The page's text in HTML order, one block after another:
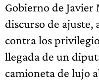
Gobierno de Javier
discurso de ajuste,
contra los
llegada de un
camioneta de lujo